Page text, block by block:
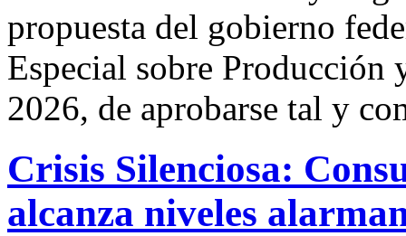
propuesta del gobierno
Especial sobre Producción
2026, de aprobarse tal y
Crisis Silenciosa:
alcanza niveles